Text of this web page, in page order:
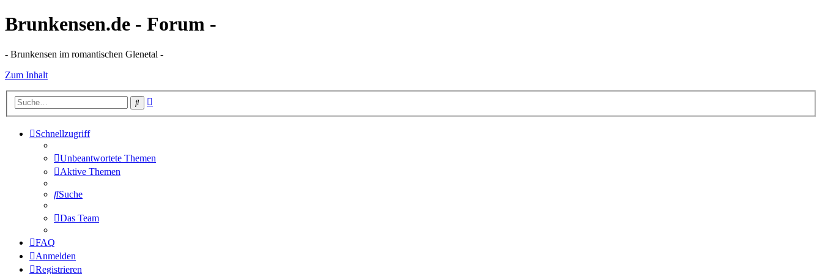
Brunkensen.de - Forum -
- Brunkensen im romantischen Glenetal -
Zum Inhalt
Suche
Schnellzugriff
Unbeantwortete Themen
Aktive Themen
Suche
Das Team
FAQ
Anmelden
Registrieren